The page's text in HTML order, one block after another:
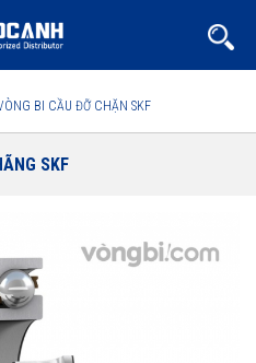
BI CẦU ĐỠ CHẶN SKF
SKF